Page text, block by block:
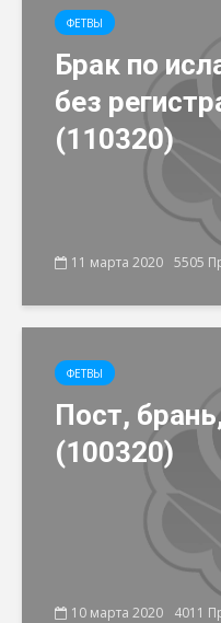
ФЕТВЫ
Брак по
без
(110320)
11 марта 2020 5505
ФЕТВЫ
Пост,
(100320)
10 марта 2020 4011